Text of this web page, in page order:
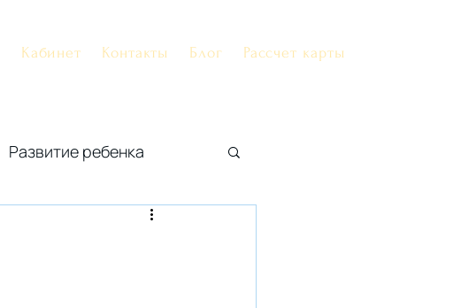
Кабинет Контакты Блог Рассчет карты
Развитие ребенка